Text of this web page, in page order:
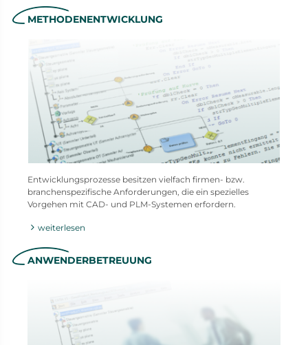
METHODENENTWICKLUNG
Entwicklungsprozesse besitzen vielfach firmen- bzw.
branchenspezifische Anforderungen, die ein spezielles
Vorgehen mit CAD- und PLM-Systemen erfordern.
weiterlesen
ANWENDERBETREUUNG